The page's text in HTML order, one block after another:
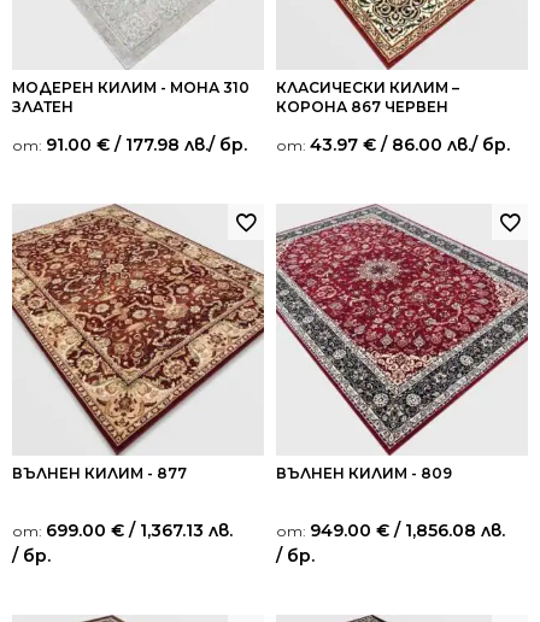
МОДЕРЕН КИЛИМ - МОНА 310
ЗЛАТЕН
от: 91.00 € / 177.98 лв./ бр.
КЛАСИЧЕСКИ КИЛИМ –
КОРОНА 867 ЧЕРВЕН
от: 43.97 € / 86.00 лв./ бр.
ВЪЛНЕН КИЛИМ - 877
от: 699.00 € / 1,367.13 лв.
/ бр.
ВЪЛНЕН КИЛИМ - 809
от: 949.00 € / 1,856.08 лв.
/ бр.